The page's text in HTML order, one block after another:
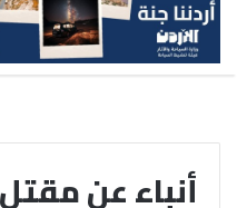
أنباء عن